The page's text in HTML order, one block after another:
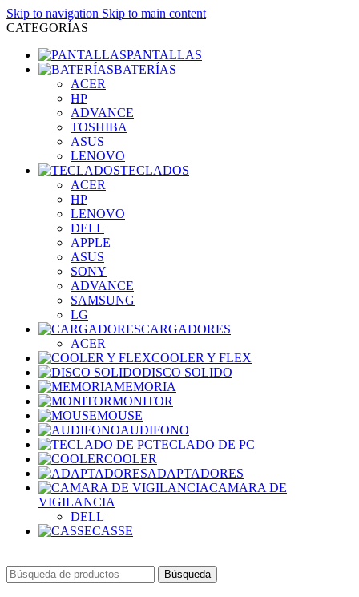
Skip to navigation Skip to main content
CATEGORÍAS
PANTALLAS
BATERÍAS
ACER
HP
ADVANCE
TOSHIBA
ASUS
LENOVO
TECLADOS
ACER
HP
LENOVO
DELL
APPLE
ASUS
SONY
ADVANCE
SAMSUNG
LG
CARGADORES
ACER
COOLER Y FLEX
DISCO SOLIDO
MEMORIA
MONITOR
MOUSE
AUDIFONO
TECLADO DE PC
COOLER
ADAPTADORES
CAMARA DE
VIGILANCIA
DELL
CASSE
Búsqueda